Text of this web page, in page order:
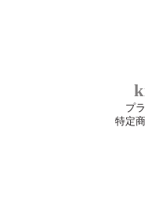
プ
特定